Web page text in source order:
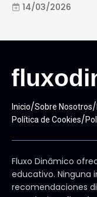
14/03/2026
Inicio/Sobre Nosotros/
Política de Cookies/
Fluxo Dinâmico
educativo. Ninguna
recomendaciones